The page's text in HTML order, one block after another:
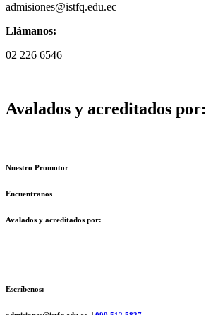
admisiones@istfq.edu.ec |
Llámanos:
02 226 6546
Avalados y acreditados por:
Nuestro Promotor
Encuentranos
Avalados y acreditados por:
Escríbenos: